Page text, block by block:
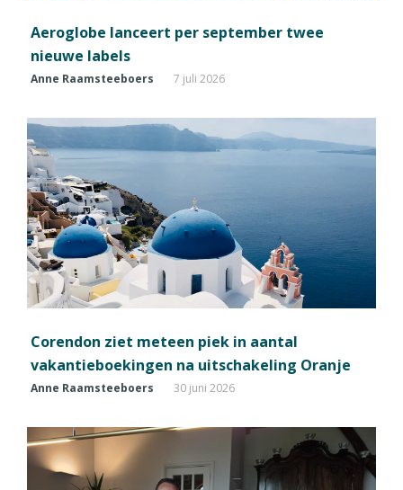
Aeroglobe lanceert per september twee
nieuwe labels
Anne Raamsteeboers 7 juli 2026
Corendon ziet meteen piek in aantal
vakantieboekingen na uitschakeling Oranje
Anne Raamsteeboers 30 juni 2026